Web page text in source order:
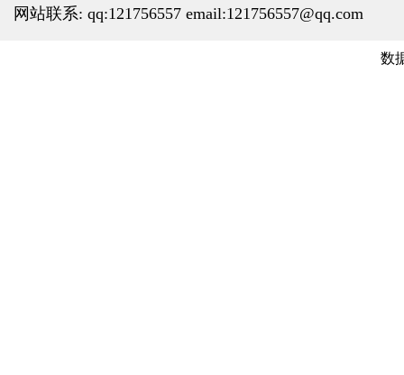
网站联系: qq:121756557 email:121756557@qq.com